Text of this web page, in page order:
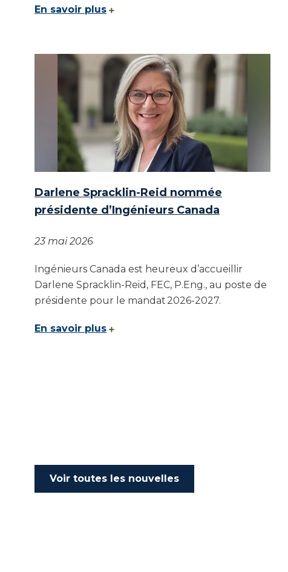
En savoir plus
Darlene Spracklin-Reid nommée
présidente d’Ingénieurs Canada
23 mai 2026
Ingénieurs Canada est heureux d’accueillir
Darlene Spracklin-Reid, FEC, P.Eng., au poste de
présidente pour le mandat 2026-2027.
En savoir plus
Voir toutes les nouvelles